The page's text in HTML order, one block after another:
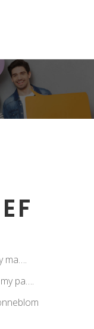
ma….
pa….